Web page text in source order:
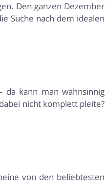
Den ganzen Dezember
Suche nach dem idealen
da kann man wahnsinnig
nicht komplett pleite?
von den beliebtesten